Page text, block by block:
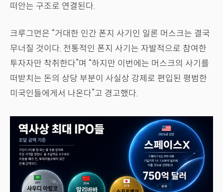
떠안는 구조로 연결된다.
크루그먼은 “거대한 인간 폰지 사기인 일론 머스크는 결국
무너질 것이다. 전통적인 폰지 사기는 자발적으로 참여한
투자자만 착취한다”며 “하지만 이번에는 머스크의 사기를
떠받치는 돈의 상당 부분이 사실상 강제로 편입된 평범한
미국인들에게서 나온다”고 경고했다.